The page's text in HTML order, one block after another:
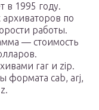
в 1995 году.
по
работы.
— стоимость
rar и zip.
формата cab, arj,